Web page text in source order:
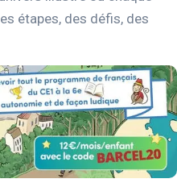
étapes, des défis, des